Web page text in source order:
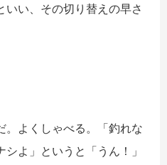
いい、その切り替えの早さ
よくしゃべる。「釣れな
よ」というと「うん！」